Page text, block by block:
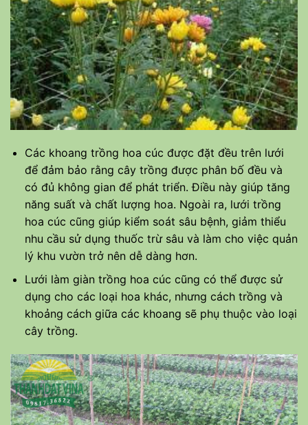
Các khoang trồng hoa cúc được đặt đều trên lưới
để đảm bảo rằng cây trồng được phân bố đều và
có đủ không gian để phát triển. Điều này giúp tăng
năng suất và chất lượng hoa. Ngoài ra, lưới trồng
hoa cúc cũng giúp kiểm soát sâu bệnh, giảm thiểu
nhu cầu sử dụng thuốc trừ sâu và làm cho việc quản
lý khu vườn trở nên dễ dàng hơn.
Lưới làm giàn trồng hoa cúc cũng có thể được sử
dụng cho các loại hoa khác, nhưng cách trồng và
khoảng cách giữa các khoang sẽ phụ thuộc vào loại
cây trồng.